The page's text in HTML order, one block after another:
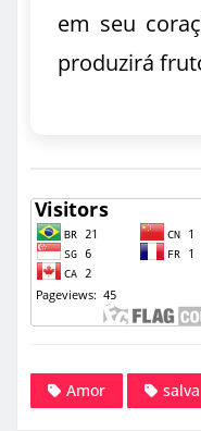
em seu
produzirá
Amor salva